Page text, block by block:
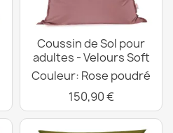
Coussin de Sol pour
adultes - Velours Soft
Couleur: Rose poudré
150,90 €